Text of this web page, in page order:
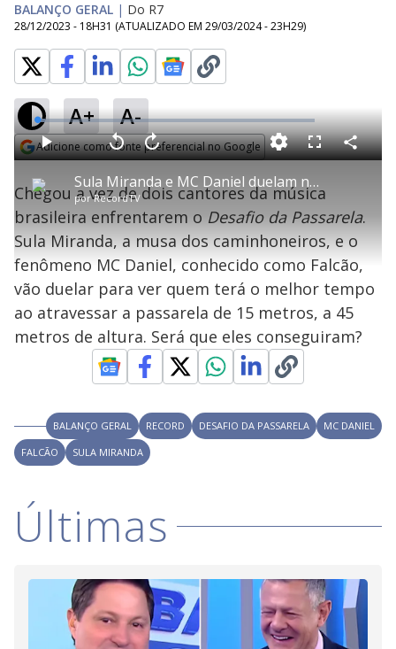
BALANÇO GERAL | Do R7
28/12/2023 - 18H31 (ATUALIZADO EM 29/03/2024 - 23H29)
A+ A-
Adicione como fonte preferencial no Google
P
l
a
y
V
i
d
e
o
Sula Miranda e MC Daniel duelam no Desafio da Passarela
porRecordTV
P V
l
a
r
0
n
d
s
A
a
n
a
1
s
e
u
n
o
s
L
o
a
d
e
:
2
.
8
0
%
F
l
s
c
e
n
C
o
i
l
a
Chegou a vez de dois cantores da música
brasileira enfrentarem o Desafio da Passarela.
Sula Miranda, a musa dos caminhoneiros, e o
fenômeno MC Daniel, conhecido como Falcão,
vão duelar para ver quem terá o melhor tempo
ao atravessar a passarela de 15 metros, a 45
metros de altura. Será que eles conseguiram?
BALANÇO GERAL RECORD DESAFIO DA PASSARELA
MC DANIEL
FALCÃO
SULA MIRANDA
Últimas